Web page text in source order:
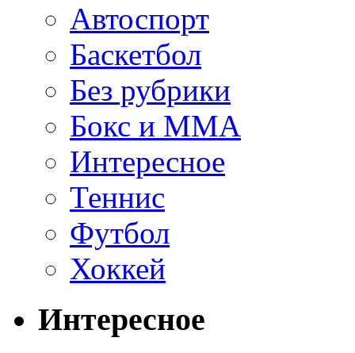
Автоспорт
Баскетбол
Без рубрики
Бокс и ММА
Интересное
Теннис
Футбол
Хоккей
Интересное